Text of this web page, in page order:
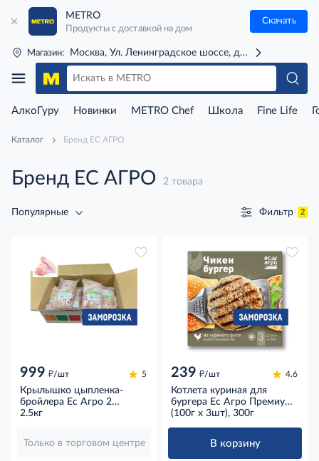
METRO
Продукты с доставкой на дом
Скачать
Магазин: Москва, Ул. Ленинградское шоссе, д. 71Г (м. Речной
АлкоГуру Новинки METRO Chef Школа Fine Life
Каталог Бренд ЕС АГРО
Бренд ЕС АГРО 2 товара
Популярные Фильтр 2
999 д/шт 5
Крылышко цыпленка-
бройлера Ес Агро 2
фаланги замороженное,
2.5кг
Только в торговом центре
239 д/шт 4.6
Котлета куриная для
бургера Ес Агро Премиум
Чикен-бургер
(100г х 3шт), 300г
В корзину